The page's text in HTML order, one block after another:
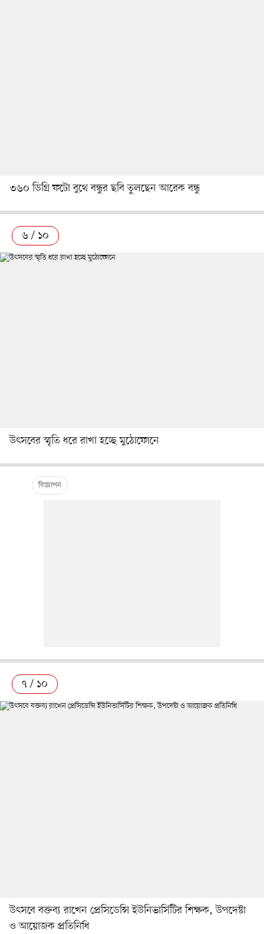
৩৬০ ডিগ্রি ফটো বুথে বন্ধুর ছবি তুলছেন আরেক বন্ধু
৬ / ১০
উৎসবের স্মৃতি ধরে রাখা হচ্ছে মুঠোফোনে
৭ / ১০
উৎসবে বক্তব্য রাখেন প্রেসিডেন্সি ইউনিভার্সিটির শিক্ষক, উপদেষ্টা
ও আয়োজক প্রতিনিধি